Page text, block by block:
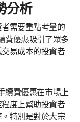
分析
需要重點考量的
費優惠吸引了眾多
易成本的投資者
續費優惠在市場上
度上幫助投資者
特別是對於大宗